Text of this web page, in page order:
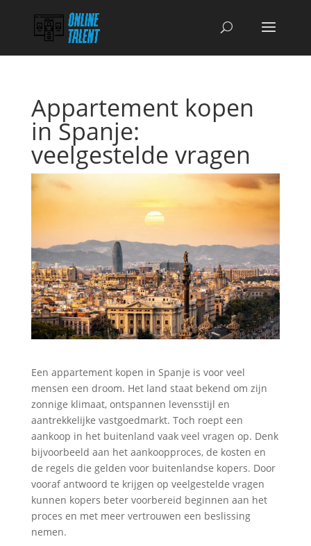
Appartement kopen
in Spanje:
veelgestelde vragen
Een appartement kopen in Spanje is voor veel
mensen een droom. Het land staat bekend om zijn
zonnige klimaat, ontspannen levensstijl en
aantrekkelijke vastgoedmarkt. Toch roept een
aankoop in het buitenland vaak veel vragen op. Denk
bijvoorbeeld aan het aankoopproces, de kosten en
de regels die gelden voor buitenlandse kopers. Door
vooraf antwoord te krijgen op veelgestelde vragen
kunnen kopers beter voorbereid beginnen aan het
proces en met meer vertrouwen een beslissing
nemen.